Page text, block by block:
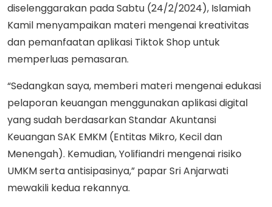
diselenggarakan pada Sabtu (24/2/2024), Islamiah
Kamil menyampaikan materi mengenai kreativitas
dan pemanfaatan aplikasi Tiktok Shop untuk
memperluas pemasaran.
“Sedangkan saya, memberi materi mengenai edukasi
pelaporan keuangan menggunakan aplikasi digital
yang sudah berdasarkan Standar Akuntansi
Keuangan SAK EMKM (Entitas Mikro, Kecil dan
Menengah). Kemudian, Yolifiandri mengenai risiko
UMKM serta antisipasinya,” papar Sri Anjarwati
mewakili kedua rekannya.